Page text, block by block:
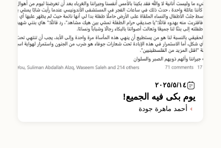
٢٠٢٥/٥/١٤
يوم بكى فيه الجميع!
أحمد ماهرة جودة